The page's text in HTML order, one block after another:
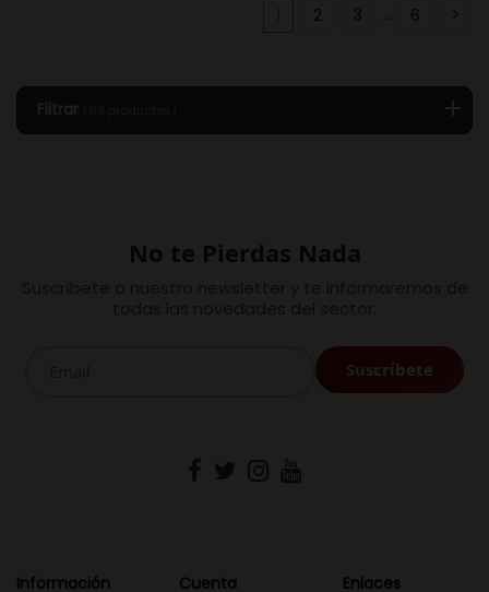
2 3 … 6
No te Pierdas Nada
Información
Cuenta
Enlaces